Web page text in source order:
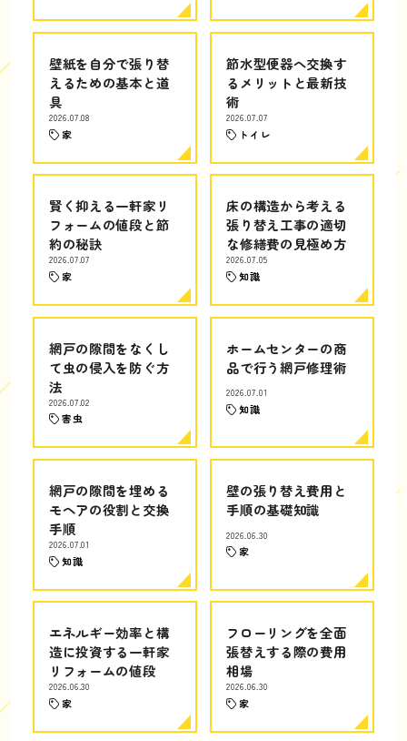
壁紙を自分で張り替
えるための基本と道
具
2026.07.08
家
節水型便器へ交換す
るメリットと最新技
術
2026.07.07
トイレ
賢く抑える一軒家リ
フォームの値段と節
約の秘訣
2026.07.07
家
床の構造から考える
張り替え工事の適切
な修繕費の見極め方
2026.07.05
知識
網戸の隙間をなくし
て虫の侵入を防ぐ方
法
2026.07.02
害虫
ホームセンターの商
品で行う網戸修理術
2026.07.01
知識
網戸の隙間を埋める
モヘアの役割と交換
手順
2026.07.01
知識
壁の張り替え費用と
手順の基礎知識
2026.06.30
家
エネルギー効率と構
造に投資する一軒家
リフォームの値段
2026.06.30
家
フローリングを全面
張替えする際の費用
相場
2026.06.30
家